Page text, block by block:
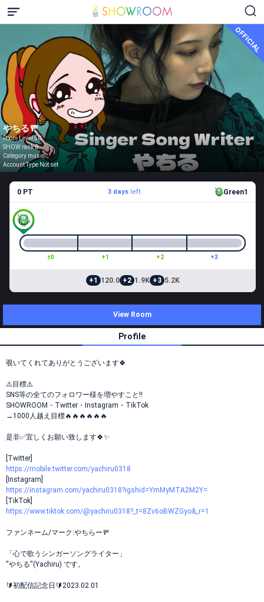
OFFICIAL
やちる🚥
Room Level 50
SHOW rank B
Category music
Account Type Not set
0 PT 3 daysleft Green1
±0 +1 +2 +3
+1 120.0 +2 1.9K +3 5.2K
View Room
Profile
覗いてくれてありがとうございます🍀
⚠️目標⚠️
SNS等の全てのフォロワー様を増やすこと‼️
SHOWROOM・Twitter・Instagram・TikTok
→1000人越え目標🔥🔥🔥🔥🔥🔥
是非✅宜しくお願い致します🍀✨
[Twitter]
https://mobile.twitter.com/yachiru0318
[Instagram]
https://instagram.com/yachiru0318?igshid=YmMyMTA2M2Y=
[TikTok]
https://www.tiktok.com/@yachiru0318?_t=8Zv6oBWZGyo&_r=1
ファンネーム/マーク:やちらー🚥
「心で歌うシンガーソングライター」
''やちる''(Yachiru) です。
🔰初配信記念日🔰2023.02.01